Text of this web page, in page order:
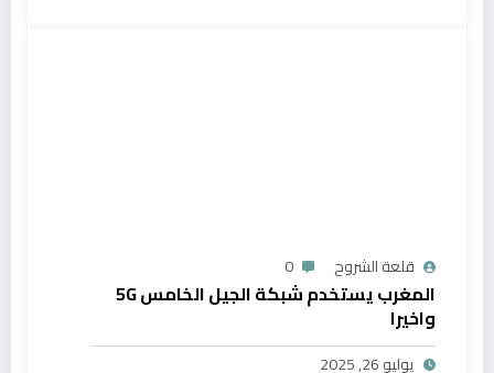
قلعة الشروح 0
المغرب يستخدم شبكة الجيل الخامس 5G
واخيرا
يوليو 26, 2025